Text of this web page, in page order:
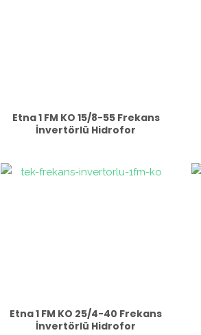
Etna 1 FM KO 15/8-55 Frekans
İnvertörlü Hidrofor
Etna 1 FM KO 25/4-40 Frekans
İnvertörlü Hidrofor